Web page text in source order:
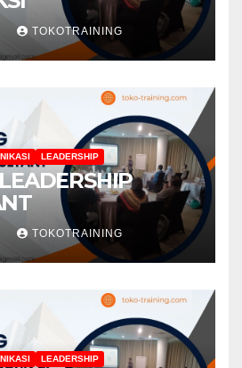
TOKOTRAINING
LEADERSHIP
TOKOTRAINING
LEADERSHIP